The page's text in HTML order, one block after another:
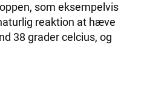
som eksempelvis
reaktion at hæve
38 grader celcius, og